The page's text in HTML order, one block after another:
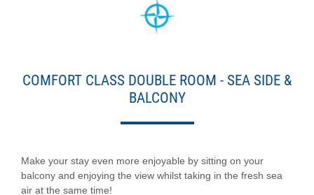
COMFORT CLASS DOUBLE ROOM - SEA SIDE &
BALCONY
Make your stay even more enjoyable by sitting on your
balcony and enjoying the view whilst taking in the fresh sea
air at the same time!